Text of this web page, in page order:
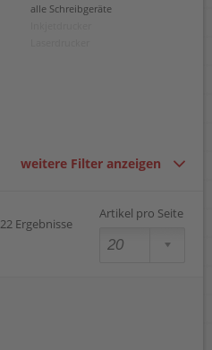
alle Schreibgeräte
weitere Filter anzeigen
22 Ergebnisse
Artikel pro Seite